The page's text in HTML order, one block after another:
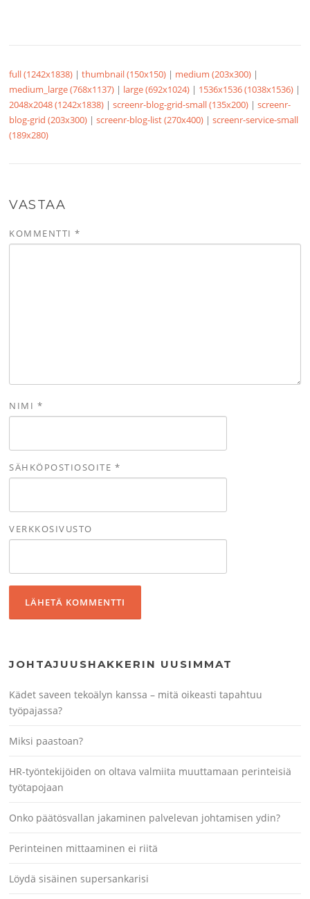
full (1242x1838) |thumbnail (150x150) | medium (203x300) |
medium_large (768x1137) | large (692x1024) | 1536x1536 (1038x1536) |
2048x2048 (1242x1838) |screenr-blog-grid-small (135x200) |screenr-
blog-grid (203x300) |screenr-blog-list (270x400) |screenr-service-small
(189x280)
VASTAA
KOMMENTTI*
NIMI *
SÄHKÖPOSTIOSOITE *
VERKKOSIVUSTO
JOHTAJUUSHAKKERIN UUSIMMAT
Kädet saveen tekoälyn kanssa – mitä oikeasti tapahtuu
työpajassa?
Miksi paastoan?
HR-työntekijöiden on oltava valmiita muuttamaan perinteisiä
työtapojaan
Onko päätösvallan jakaminen palvelevan johtamisen ydin?
Perinteinen mittaaminen ei riitä
Löydä sisäinen supersankarisi